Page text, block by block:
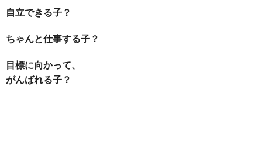
自立できる子？
ちゃんと仕事する子？
目標に向かって、
がんばれる子？